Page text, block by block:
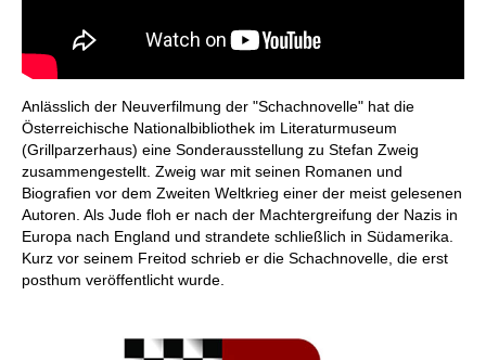
Anlässlich der Neuverfilmung der "Schachnovelle" hat die
Österreichische Nationalbibliothek im Literaturmuseum
(Grillparzerhaus) eine Sonderausstellung zu Stefan Zweig
zusammengestellt. Zweig war mit seinen Romanen und
Biografien vor dem Zweiten Weltkrieg einer der meist gelesenen
Autoren. Als Jude floh er nach der Machtergreifung der Nazis in
Europa nach England und strandete schließlich in Südamerika.
Kurz vor seinem Freitod schrieb er die Schachnovelle, die erst
posthum veröffentlicht wurde.